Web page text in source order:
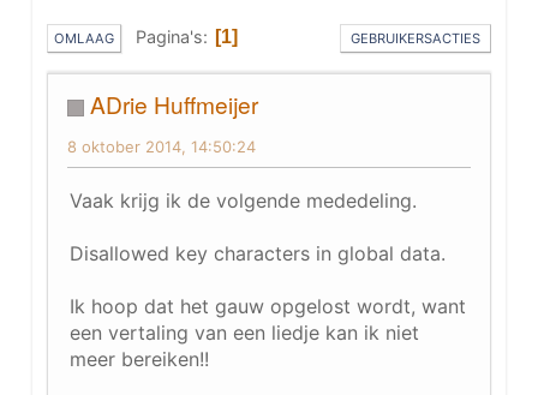
OMLAAG Pagina's 1 GEBRUIKERSACTIES
ADrie Huffmeijer
8 oktober 2014, 14:50:24
Vaak krijg ik de volgende mededeling.
Disallowed key characters in global data.
Ik hoop dat het gauw opgelost wordt, want
een vertaling van een liedje kan ik niet
meer bereiken!!